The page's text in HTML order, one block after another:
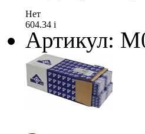
Нет
604.34 i
Артикул: